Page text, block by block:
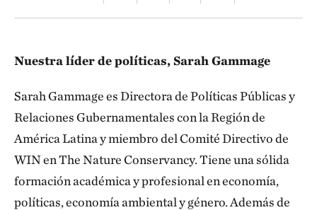
Nuestra líder de políticas, Sarah Gammage
Sarah Gammage es Directora de Políticas Públicas y
Relaciones Gubernamentales con la Región de
América Latina y miembro del Comité Directivo de
WIN en The Nature Conservancy. Tiene una sólida
formación académica y profesional en economía,
políticas, economía ambiental y género. Además de